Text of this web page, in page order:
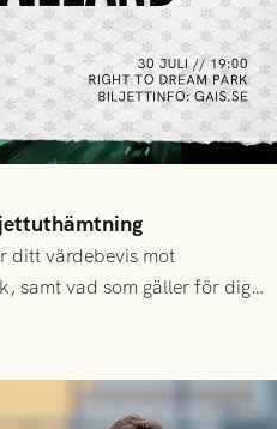
ditt värdebevis mot
samt vad som gäller för dig